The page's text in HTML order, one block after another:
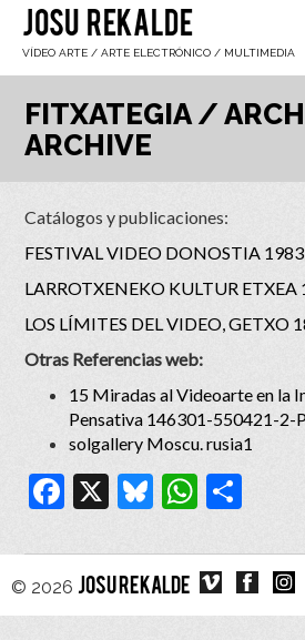
JOSU REKALDE
VÍDEO ARTE / ARTE ELECTRÓNICO / MULTIMEDIA
FITXATEGIA /
ARCHIVE
Catálogos y publicaciones:
FESTIVAL VIDEO DONOSTIA 1983
LARROTXENEKO KULTUR ETXEA
LOS LÍMITES DEL VIDEO, GETXO
Otras Referencias web:
15 Miradas al Videoarte en la
Pensativa 146301-550421-2-
solgallery Moscu. rusia1
Facebook
X Bluesky
© 2026 JOSU REKALDE